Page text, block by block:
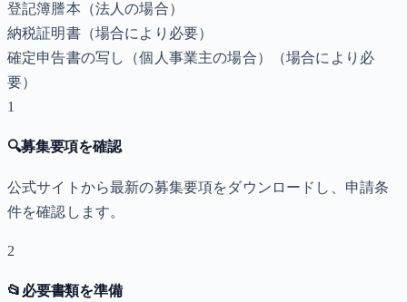
登記簿謄本（法人の場合）
納税証明書（場合により必要）
確定申告書の写し（個人事業主の場合）
（場合により必
要）
1
🔍募集要項を確認
公式サイトから最新の募集要項をダウンロードし、申請条
件を確認します。
2
📂 必要書類を準備